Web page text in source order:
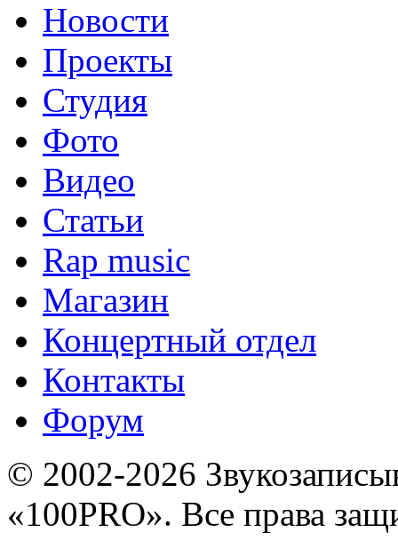
Новости
Проекты
Студия
Фото
Видео
Статьи
Rap music
Магазин
Концертный отдел
Контакты
Форум
© 2002-2026
«100PRO». Все права